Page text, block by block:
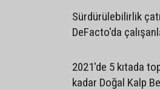
Sürdürülebilirlik
DeFacto'da
2021'de 5 kıtada
kadar Doğal Kalp